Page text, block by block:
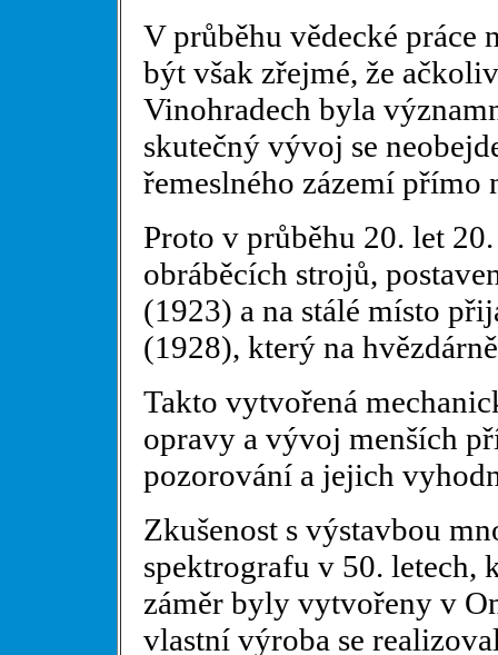
V průběhu vědecké práce
být však zřejmé, že
Vinohradech byla
skutečný vývoj se
řemeslného zázemí přímo
Proto v průběhu 20. let
obráběcích strojů,
(1923) a na stálé místo
(1928), který na
Takto vytvořená
opravy a vývoj menších
pozorování a jejich
Zkušenost s výstavbou
spektrografu v 50. letech,
záměr byly vytvořeny v
vlastní výroba se